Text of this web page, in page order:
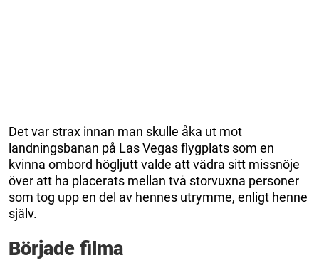
Det var strax innan man skulle åka ut mot
landningsbanan på Las Vegas flygplats som en
kvinna ombord högljutt valde att vädra sitt missnöje
över att ha placerats mellan två storvuxna personer
som tog upp en del av hennes utrymme, enligt henne
själv.
Började filma